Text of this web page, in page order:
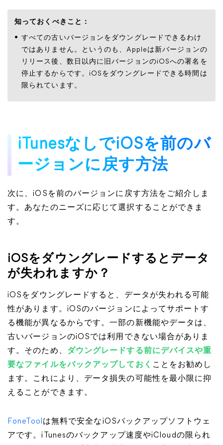
知っておくべきこと：
すべての古いバージョンをダウングレードできるわけ
ではありません。というのも、Appleは新バージョンの
リリース後、数日以内に旧バージョンのiOSへの署名を
停止するからです。iOSをダウングレードできる時間は
限られています。
iTunesなしでiOSを前のバ
ージョンに戻す方法
次に、iOSを前のバージョンに戻す方法をご紹介しま
す。あなたのニーズに応じて選択することができま
す。
iOSをダウングレードするとデータ
が失われますか？
iOSをダウングレードすると、データが失われる可能
性があります。iOSのバージョンによってサポートす
る機能が異なるからです。一部の新機能やデータは、
古いバージョンのiOSでは利用できない場合がありま
す。そのため、 ダウングレードする前にデバイスや重
要なファイルをバックアップしておく ことをお勧めし
ます。これにより、データ損失の可能性を最小限に抑
えることができます。
FoneTool は無料で安全なiOSバックアップソフトウェ
アです。iTunesのバックアップ速度やiCloudの限られ